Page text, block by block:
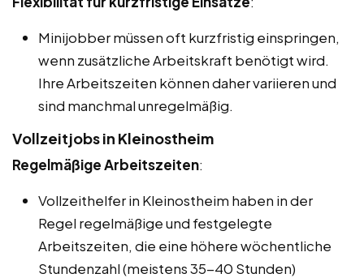
Minijobber müssen oft kurzfristig einspringen,
wenn zusätzliche Arbeitskraft benötigt wird.
Ihre Arbeitszeiten können daher variieren und
sind manchmal unregelmäßig.
Vollzeitjobs in Kleinostheim
Regelmäßige Arbeitszeiten:
Vollzeithelfer in Kleinostheim haben in der
Regel regelmäßige und festgelegte
Arbeitszeiten, die eine höhere wöchentliche
Stundenzahl (meistens 35-40 Stunden)